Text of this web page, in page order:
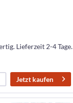
Lieferzeit 2-4 Tage.
Jetzt kaufen